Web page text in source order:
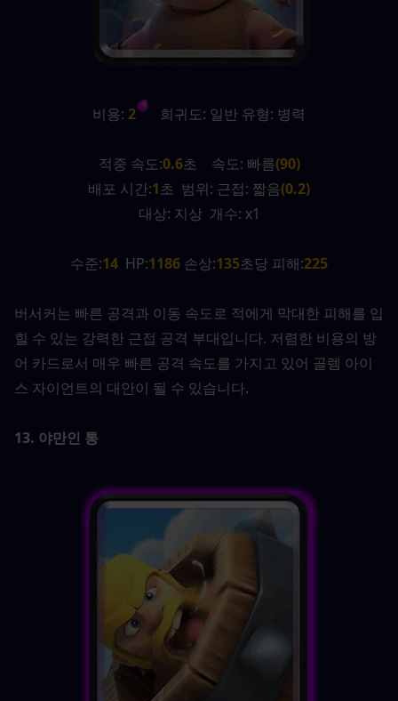
비용: 2 희귀도: 일반 유형: 병력
적중 속도:0.6초    속도: 빠름(90)
배포 시간:1초  범위: 근접: 짧음(0.2)
대상: 지상  개수: x1
수준:14 HP:1186 손상:135초당 피해:225
버서커는 빠른 공격과 이동 속도로 적에게 막대한 피해를 입
힐 수 있는 강력한 근접 공격 부대입니다. 저렴한 비용의 방
어 카드로서 매우 빠른 공격 속도를 가지고 있어 골렘 아이
스 자이언트의 대안이 될 수 있습니다.
13. 야만인 통